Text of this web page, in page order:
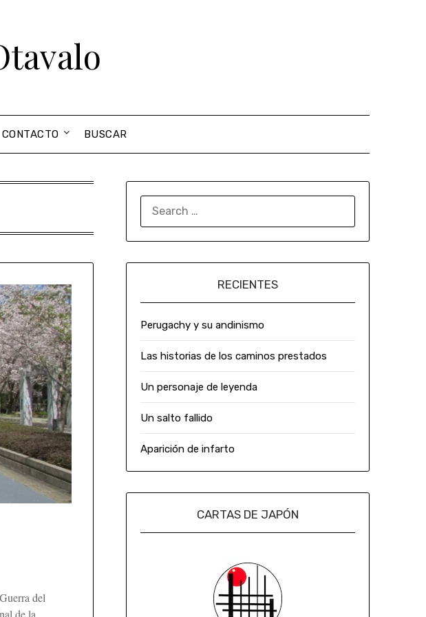
CONTACTO BUSCAR
del
de la
RECIENTES
Perugachy y su andinismo
Las historias de los caminos prestados
Un personaje de leyenda
Un salto fallido
Aparición de infarto
CARTAS DE JAPÓN